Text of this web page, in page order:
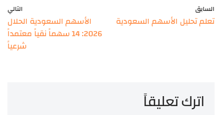
السابق
تعلم تحليل الأسهم السعودية
التالي
الأسهم السعودية الحلال
2026: 14 سهماً نقياً معتمداً
شرعياً
اترك تعليقاً